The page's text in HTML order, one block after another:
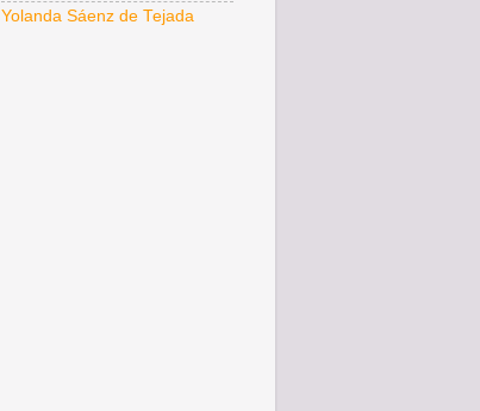
Yolanda Sáenz de Tejada